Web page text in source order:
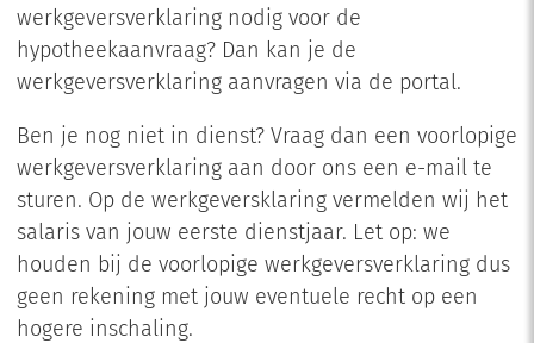
werkgeversverklaring nodig voor de
hypotheekaanvraag? Dan kan je de
werkgeversverklaring aanvragen via de portal.
Ben je nog niet in dienst? Vraag dan een voorlopige
werkgeversverklaring aan door ons een e-mail te
sturen. Op de werkgeversklaring vermelden wij het
salaris van jouw eerste dienstjaar. Let op: we
houden bij de voorlopige werkgeversverklaring dus
geen rekening met jouw eventuele recht op een
hogere inschaling.